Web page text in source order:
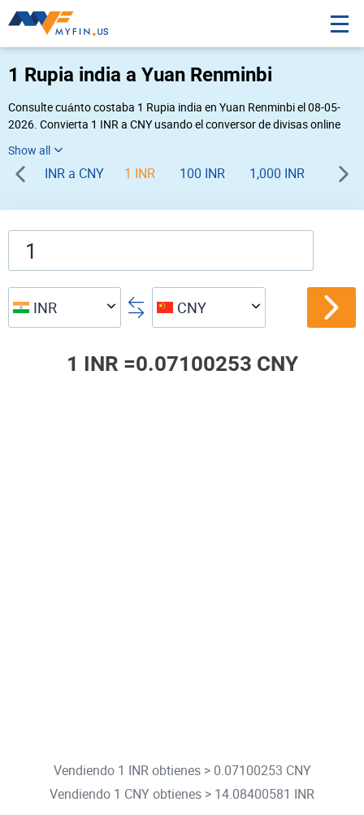
1 Rupia india a Yuan Renminbi
Consulte cuánto costaba 1 Rupia india en Yuan Renminbi el 08-05-
2026. Convierta 1 INR a CNY usando el conversor de divisas online
INR a CNY 1 INR 100 INR 1,000 INR
INR CNY
1 INR =0.07100253 CNY
Vendiendo 1 INR obtienes > 0.07100253 CNY
Vendiendo 1 CNY obtienes > 14.08400581 INR